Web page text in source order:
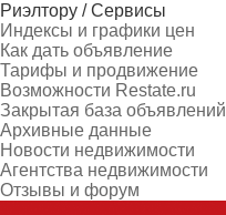
Риэлтору / Сервисы
Индексы и графики цен
Как дать объявление
Тарифы и продвижение
Возможности Restate.ru
Закрытая база объявлений
Архивные данные
Новости недвижимости
Агентства недвижимости
Отзывы и форум